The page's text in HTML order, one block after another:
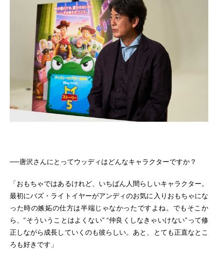
──唐沢さんにとってウッディはどんなキャラクターですか？
「おもちゃではあるけれど、いちばん人間らしいキャラクター。
最初にバズ・ライトイヤーがアンディのお気に入りおもちゃにな
った時の嫉妬の仕方は半端じゃなかったですよね。でもそこか
ら、“そういうことはよくない” “仲良くしなきゃいけない”って修
正しながら成長していくのも彼らしい。あと、とても正直なとこ
ろも好きです」